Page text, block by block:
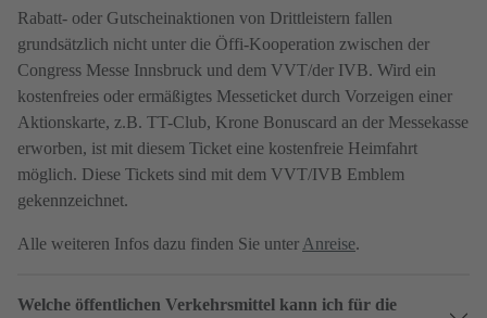
Rabatt- oder Gutscheinaktionen von Drittleistern fallen
grundsätzlich nicht unter die Öffi-Kooperation zwischen der
Congress Messe Innsbruck und dem VVT/der IVB. Wird ein
kostenfreies oder ermäßigtes Messeticket durch Vorzeigen einer
Aktionskarte, z.B. TT-Club, Krone Bonuscard an der Messekasse
erworben, ist mit diesem Ticket eine kostenfreie Heimfahrt
möglich. Diese Tickets sind mit dem VVT/IVB Emblem
gekennzeichnet.
Alle weiteren Infos dazu finden Sie unter Anreise.
Welche öffentlichen Verkehrsmittel kann ich für die